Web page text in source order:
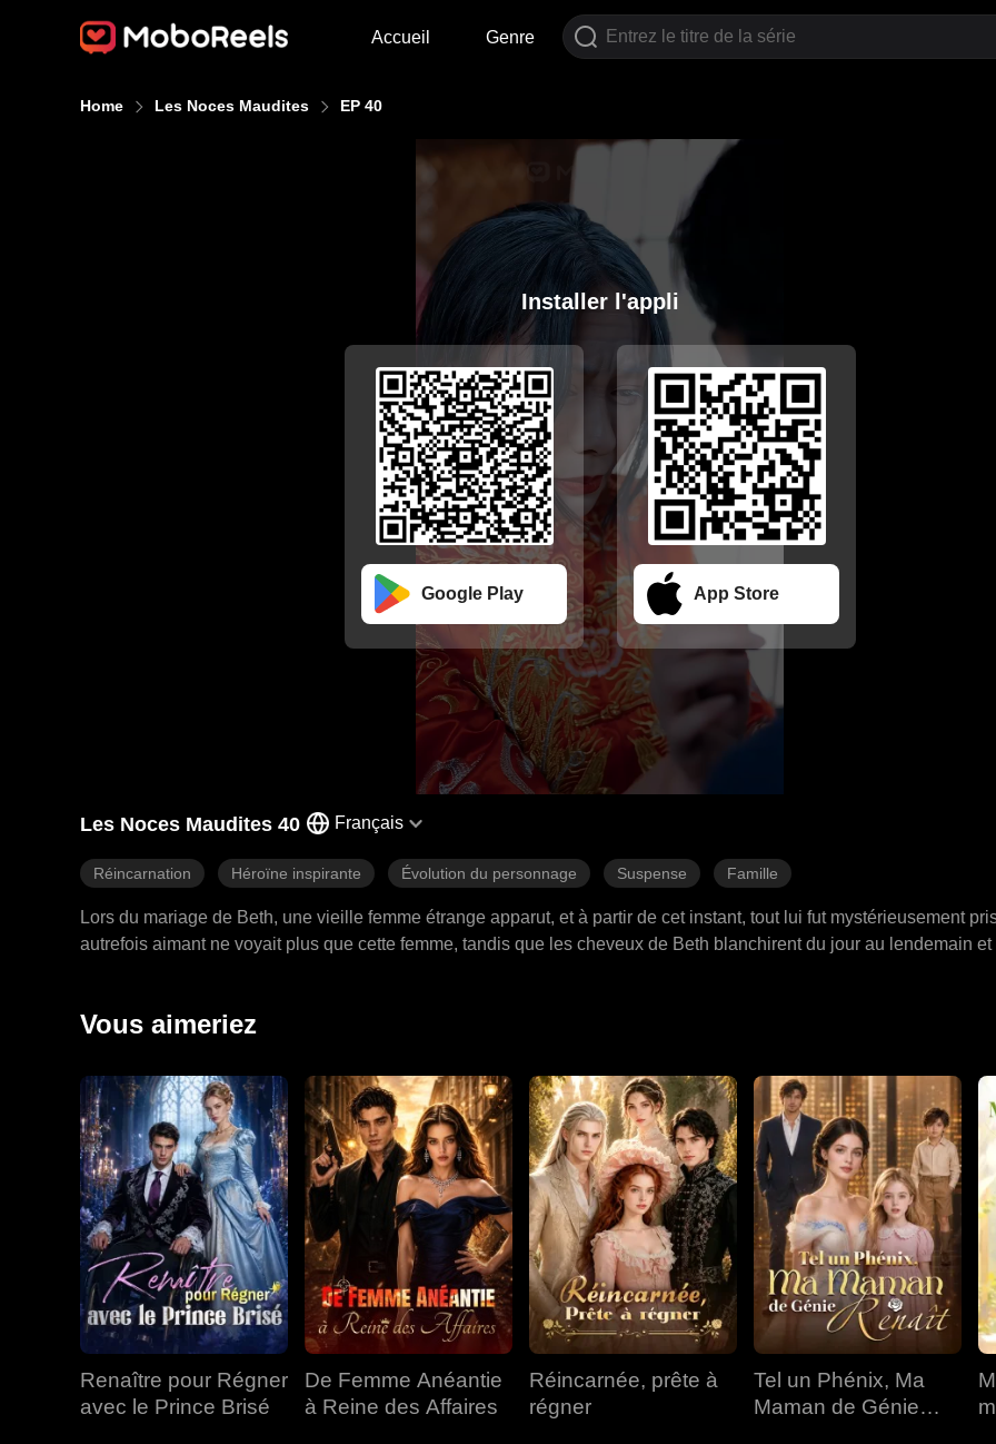
Accueil Genre
Home Les Noces Maudites EP 40
Installer l'appli
Google Play App Store
Les Noces Maudites 40 Français
Réincarnation Héroïne inspirante Évolution du personnage Suspense Famille
Lors du mariage de Beth, une vieille femme étrange apparut, et à partir de cet instant, tout lui fut mystérieusement
autrefois aimant ne voyait plus que cette femme, tandis que les cheveux de Beth blanchirent du jour au lendemain
découvrir les origines de la vieille femme. Leur découverte choqua tout le monde. Sous ce mariage sanglant se
Vous aimeriez
Renaître pour Régner
avec le Prince Brisé
De Femme Anéantie
à Reine des Affaires
Réincarnée, prête à
régner
Tel un Phénix, Ma
Maman de Génie